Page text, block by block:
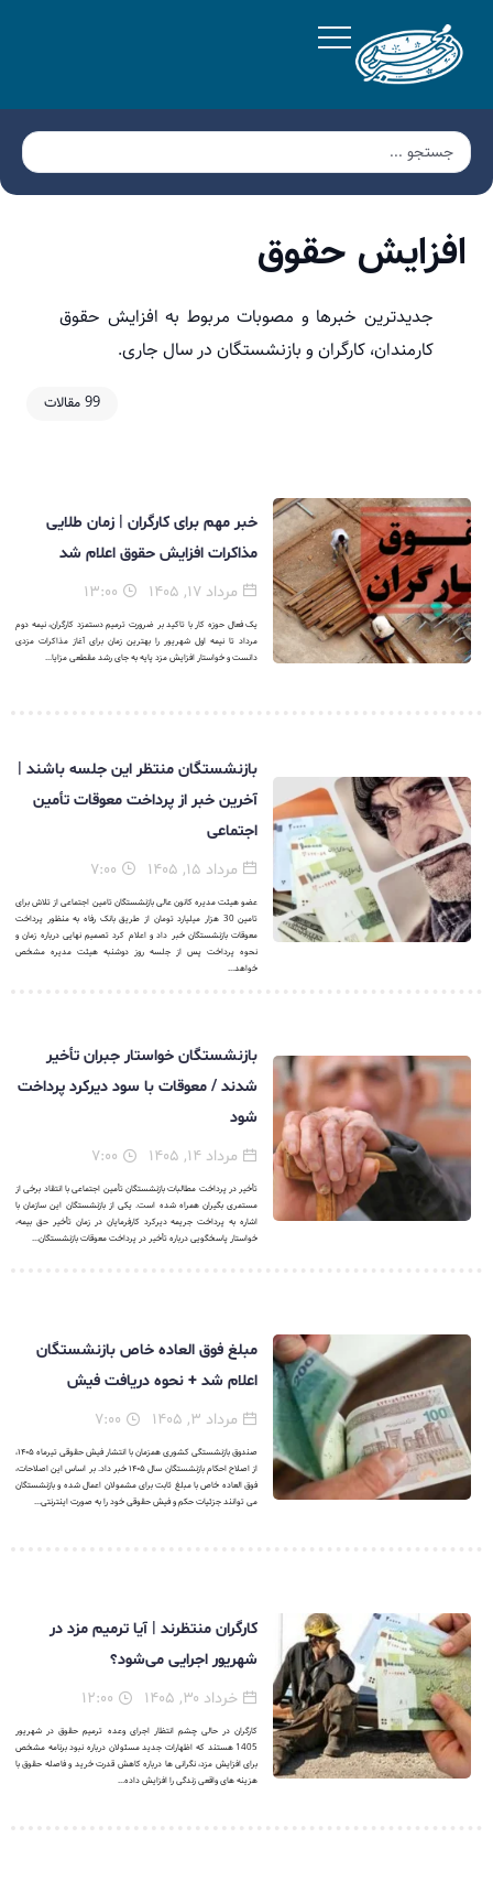
افزایش حقوق
جدیدترین خبرها و مصوبات مربوط به افزایش حقوق
کارمندان، کارگران و بازنشستگان در سال جاری.
99 مقالات
خبر مهم برای کارگران | زمان طلایی
مذاکرات افزایش حقوق اعلام شد
مرداد ۱۷, ۱۴۰۵
یک فعال حوزه کار با تاکید بر ضرورت ترمیم دستمزد کارگران، نیمه دوم
مرداد تا نیمه اول شهریور را بهترین زمان برای آغاز مذاکرات مزدی
دانست و خواستار افزایش مزد پایه به جای رشد مقطعی مزایا...
بازنشستگان منتظر این جلسه باشند |
آخرین خبر از پرداخت معوقات تأمین
اجتماعی
مرداد ۱۵, ۱۴۰۵
عضو هیئت مدیره کانون عالی بازنشستگان تامین اجتماعی از تلاش برای
تامین 30 هزار میلیارد تومان از طریق بانک رفاه به منظور پرداخت
معوقات بازنشستگان خبر داد و اعلام کرد تصمیم نهایی درباره زمان و
نحوه پرداخت پس از جلسه روز دوشنبه هیئت مدیره مشخص
خواهد...
بازنشستگان خواستار جبران تأخیر
شدند / معوقات با سود دیرکرد پرداخت
شود
مرداد ۱۴, ۱۴۰۵
تأخیر در پرداخت مطالبات بازنشستگان تأمین اجتماعی با انتقاد برخی از
مستمری بگیران همراه شده است. یکی از بازنشستگان این سازمان با
اشاره به پرداخت جریمه دیرکرد کارفرمایان در زمان تأخیر حق بیمه،
خواستار پاسخگویی درباره تأخیر در پرداخت معوقات بازنشستگان...
مبلغ فوق العاده خاص بازنشستگان
اعلام شد + نحوه دریافت فیش
مرداد ۳, ۱۴۰۵
صندوق بازنشستگی کشوری همزمان با انتشار فیش حقوقی تیرماه ۱۴۰۵،
از اصلاح احکام بازنشستگان سال ۱۴۰۵ خبر داد. بر اساس این اصلاحات،
فوق العاده خاص با مبلغ ثابت برای مشمولان اعمال شده و بازنشستگان
می توانند جزئیات حکم و فیش حقوقی خود را به صورت اینترنتی...
کارگران منتظرند | آیا ترمیم مزد در
شهریور اجرایی می‌شود؟
خرداد ۳۰, ۱۴۰۵
کارگران در حالی چشم انتظار اجرای وعده ترمیم حقوق در شهریور
1405 هستند که اظهارات جدید مسئولان درباره نبود برنامه مشخص
برای افزایش مزد، نگرانی ها درباره کاهش قدرت خرید و فاصله حقوق با
هزینه های واقعی زندگی را افزایش داده...